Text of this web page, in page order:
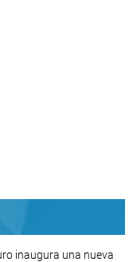
inaugura una nueva